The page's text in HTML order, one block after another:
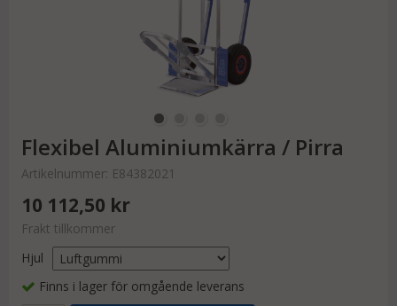
Flexibel Aluminiumkärra / Pirra
Artikelnummer: E84382021
10 112,50 kr
Frakt tillkommer
Hjul
Finns i lager för omgående leverans